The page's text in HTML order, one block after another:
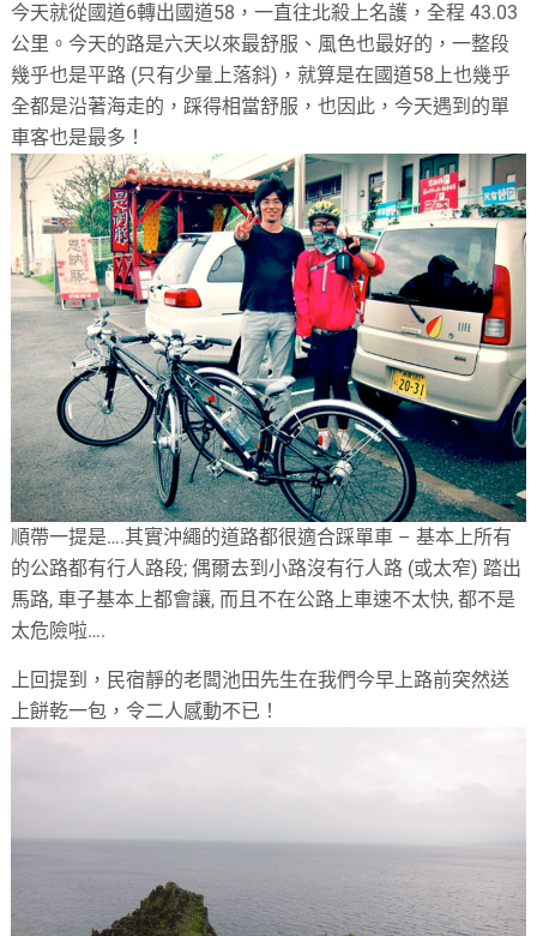
今天就從國道6轉出國道58，一直往北殺上名護，全程 43.03
公里。今天的路是六天以來最舒服、風色也最好的，一整段
幾乎也是平路 (只有少量上落斜)，就算是在國道58上也幾乎
全都是沿著海走的，踩得相當舒服，也因此，今天遇到的單
車客也是最多！
順帶一提是….其實沖繩的道路都很適合踩單車 – 基本上所有
的公路都有行人路段; 偶爾去到小路沒有行人路 (或太窄) 踏出
馬路, 車子基本上都會讓, 而且不在公路上車速不太快, 都不是
太危險啦….
上回提到，民宿靜的老闆池田先生在我們今早上路前突然送
上餅乾一包，令二人感動不已！